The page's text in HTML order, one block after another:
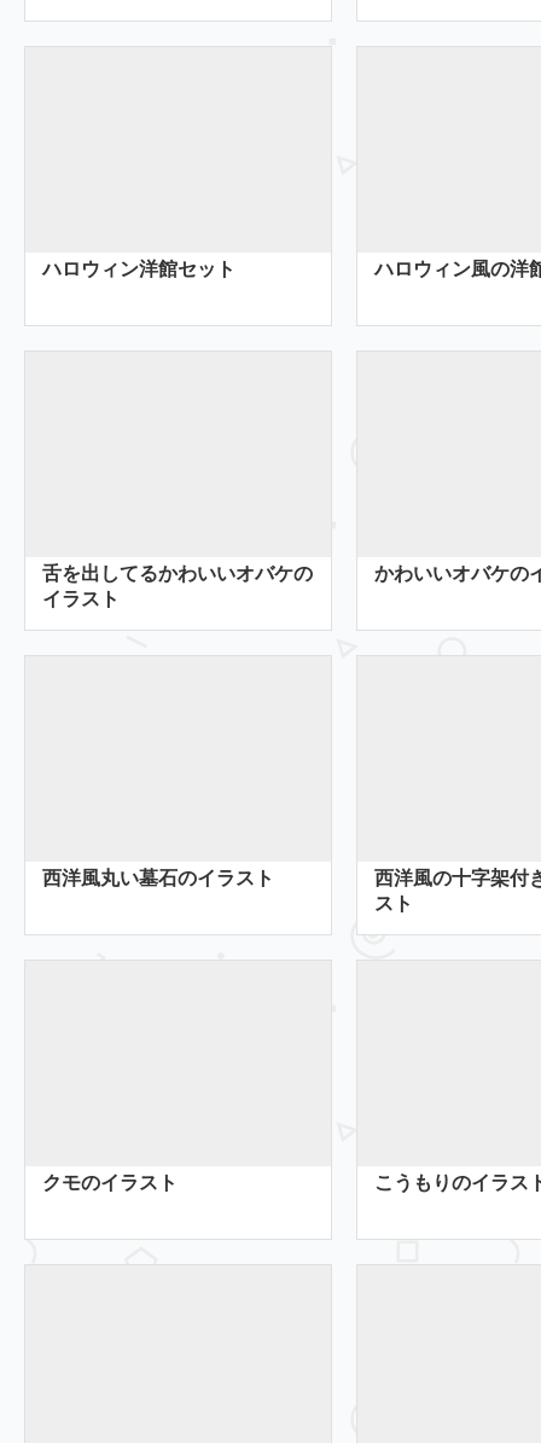
ハロウィン洋館セット ハロウィン風の洋
舌を出してるかわいいオバケの
イラスト
かわいいオバケの
西洋風丸い墓石のイラスト
西洋風の十字架付
スト
クモのイラスト こうもりのイラス